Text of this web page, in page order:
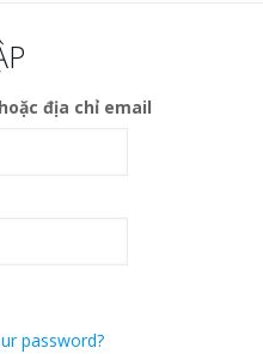
địa chỉ email
password?